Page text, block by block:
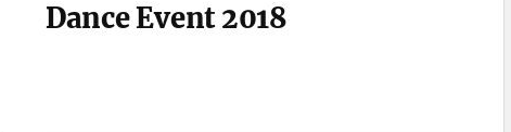
Dance Event 2018